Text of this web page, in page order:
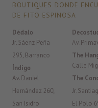
BOUTIQUES DONDE
DE FITO ESPINOSA
Dédalo
Jr. Sáenz Peña
295, Barranco
Índigo
Av. Daniel
Hernández 260,
San Isidro
Av.
The
Calle
The
Jr.
El Polo